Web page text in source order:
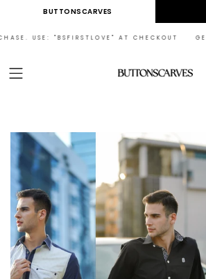
Skip toBUTTONSCARVES
AT CHECKOUT GET 10%